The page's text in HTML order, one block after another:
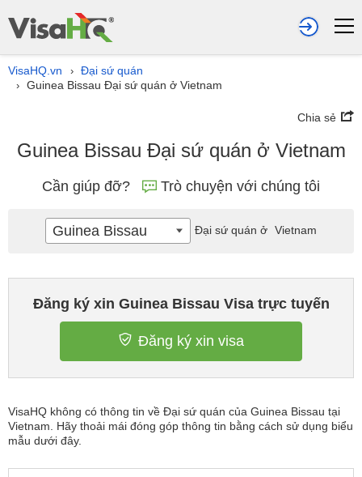
VisaHQ.vn › Đại sứ quán
› Guinea Bissau Đại sứ quán ở Vietnam
Chia sẻ
Guinea Bissau Đại sứ quán ở Vietnam
Cần giúp đỡ? Trò chuyện với chúng tôi
Đăng ký xin Guinea Bissau Visa trực tuyến
Đăng ký xin visa
VisaHQ không có thông tin về Đại sứ quán của Guinea Bissau tại
Vietnam. Hãy thoải mái đóng góp thông tin bằng cách sử dụng biểu
mẫu dưới đây.
Guinea Bissau Đại sứ quán ở Vietnam